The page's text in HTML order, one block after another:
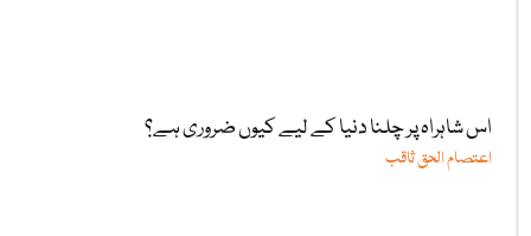
اس شاہراہ پر چلنا دنیا کے لیے کیوں ضروری ہے؟
اعتصام الحق ثاقب